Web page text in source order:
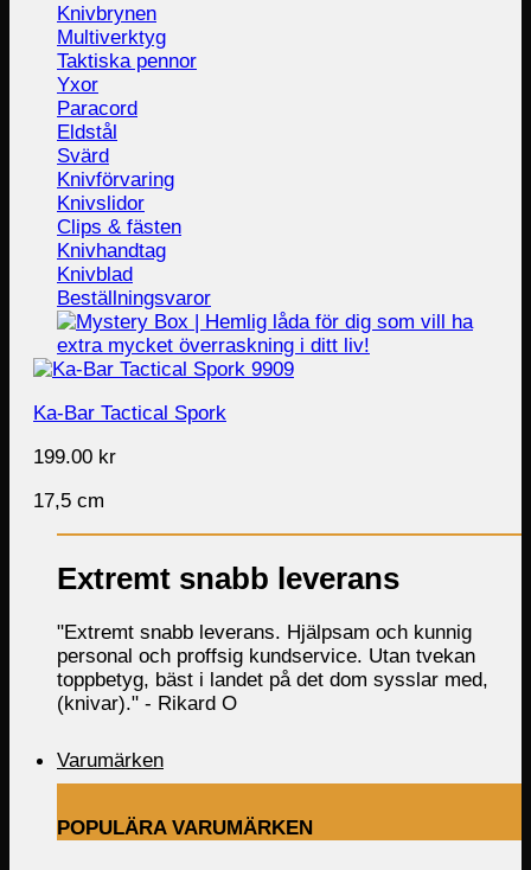
Knivbrynen
Multiverktyg
Taktiska pennor
Yxor
Paracord
Eldstål
Svärd
Knivförvaring
Knivslidor
Clips & fästen
Knivhandtag
Knivblad
Beställningsvaror
Ka-Bar Tactical Spork
199.00 kr
17,5 cm
Extremt snabb leverans
"Extremt snabb leverans. Hjälpsam och kunnig
personal och proffsig kundservice. Utan tvekan
toppbetyg, bäst i landet på det dom sysslar med,
(knivar)." - Rikard O
Varumärken
POPULÄRA VARUMÄRKEN